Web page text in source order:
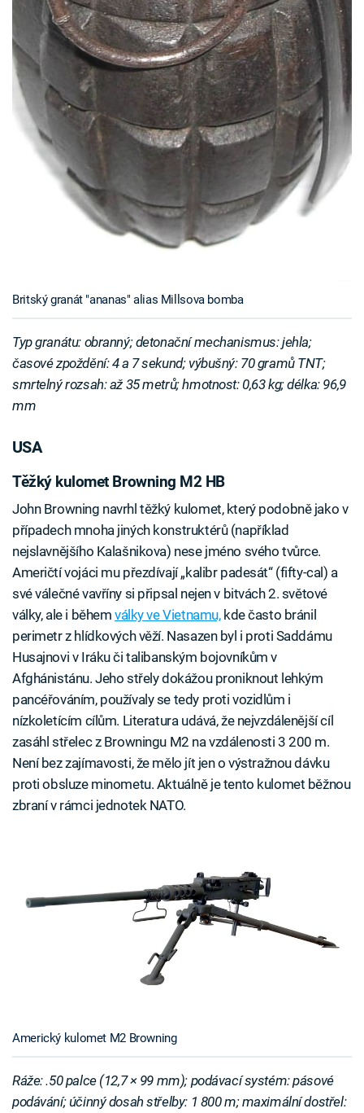
Britský granát "ananas" alias Millsova bomba
Typ granátu: obranný; detonační mechanismus: jehla;
časové zpoždění: 4 a 7 sekund; výbušný: 70 gramů TNT;
smrtelný rozsah: až 35 metrů; hmotnost: 0,63 kg; délka: 96,9
mm
USA
Těžký kulomet Browning M2 HB
John Browning navrhl těžký kulomet, který podobně jako v
případech mnoha jiných konstruktérů (například
nejslavnějšího Kalašnikova) nese jméno svého tvůrce.
Američtí vojáci mu přezdívají „kalibr padesát“ (fifty-cal) a
své válečné vavříny si připsal nejen v bitvách 2. světové
války, ale i během války ve Vietnamu,kde často bránil
perimetr z hlídkových věží. Nasazen byl i proti Saddámu
Husajnovi v Iráku či talibanským bojovníkům v
Afghánistánu. Jeho střely dokážou proniknout lehkým
pancéřováním, používaly se tedy proti vozidlům i
nízkoletícím cílům. Literatura udává, že nejvzdálenější cíl
zasáhl střelec z Browningu M2 na vzdálenosti 3 200 m.
Není bez zajímavosti, že mělo jít jen o výstražnou dávku
proti obsluze minometu. Aktuálně je tento kulomet běžnou
zbraní v rámci jednotek NATO.
Americký kulomet M2 Browning
Ráže: .50 palce (12,7 × 99 mm); podávací systém: pásové
podávání; účinný dosah střelby: 1 800 m; maximální dostřel: